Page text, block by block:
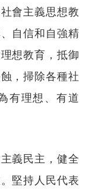
會主義思想教
自信和自強精
想教育，抵御
，掃除各種社
有理想、有道
義民主，健全
堅持人民代表